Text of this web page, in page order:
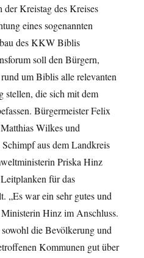
der Kreistag des Kreises
eines sogenannten
des KKW Biblis
soll den Bürgern,
um Biblis alle relevanten
stellen, die sich mit dem
Bürgermeister Felix
Wilkes und
aus dem Landkreis
Priska Hinz
für das
„Es war ein sehr gutes und
Hinz im Anschluss.
die Bevölkerung und
Kommunen gut über